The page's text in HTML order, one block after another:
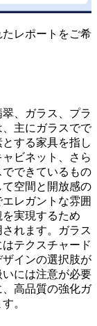
レポートをご希
、ガラス、プラ
主にガラスでで
する家具を指し
ビネット、さら
できているもの
空間と開放感の
レガントな雰囲
実現するため
れます。ガラス
テクスチャード
インの選択肢が
には注意が必要
高品質の強化ガ
。